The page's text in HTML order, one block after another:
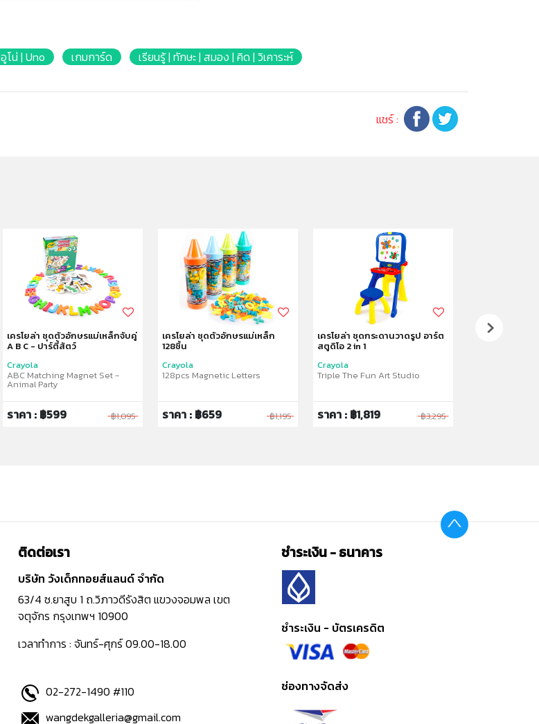
อูโน่ | Uno เกมการ์ด เรียนรู้ | ทักษะ | สมอง | คิด | วิเคาระห์
แชร์ :
เครโยล่า ชุดตัวอักษรแม่เหล็กจับคู่
A B C - ปาร์ตี้สัตว์
Crayola
ABC Matching Magnet Set -
Animal Party
ราคา : ฿599 ฿1,095
เครโยล่า ชุดตัวอักษรแม่เหล็ก
128ชิ้น
Crayola
128pcs Magnetic Letters
ราคา : ฿659 ฿1,195
เครโยล่า ชุดกระดานวาดรูป อาร์ต
สตูดิโอ 2 in 1
Crayola
Triple The Fun Art Studio
ราคา : ฿1,819 ฿3,295
เครโยล่า ชุดขา
ติดต่อเรา
บริษัท วังเด็กทอยส์แลนด์ จำกัด
63/4 ซ.ยาสูบ 1 ถ.วิภาวดีรังสิต แขวงจอมพล เขต
จตุจักร กรุงเทพฯ 10900
เวลาทำการ : จันทร์-ศุกร์ 09.00-18.00
02-272-1490 #110
wangdekgalleria@gmail.com
ชำระเงิน - ธนาคาร
ชำระเงิน - บัตรเครดิต
ช่องทางจัดส่ง